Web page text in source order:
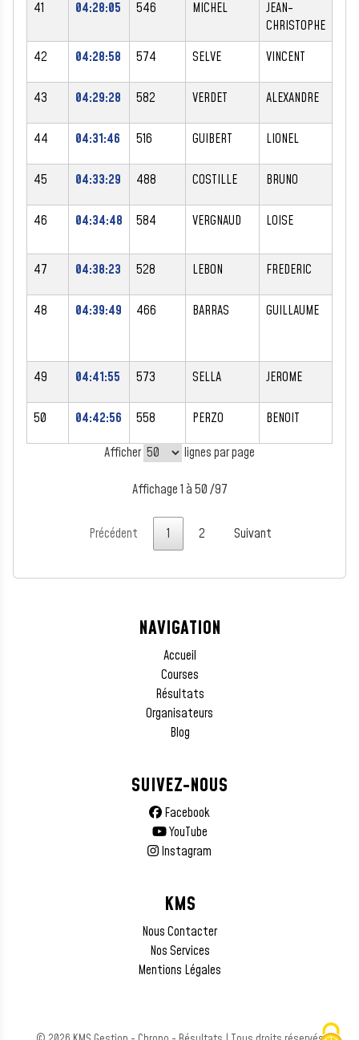
41 04:28:05 546 MICHEL
JEAN-
CHRISTOPHE
42 04:28:58 574 SELVE VINCENT
43 04:29:28 582 VERDET ALEXANDRE
44 04:31:46 516 GUIBERT LIONEL
45 04:33:29 488 COSTILLE BRUNO
46 04:34:48 584 VERGNAUD LOISE
47 04:38:23 528 LEBON FREDERIC
48 04:39:49 466 BARRAS GUILLAUME
49 04:41:55 573 SELLA JEROME
50 04:42:56 558 PERZO BENOIT
Afficher
lignes par page
Affichage 1 à 50 /97
Précédent 1 2 Suivant
NAVIGATION
Accueil
Courses
Résultats
Organisateurs
Blog
SUIVEZ-NOUS
Facebook
YouTube
Instagram
KMS
Nous Contacter
Nos Services
Mentions Légales